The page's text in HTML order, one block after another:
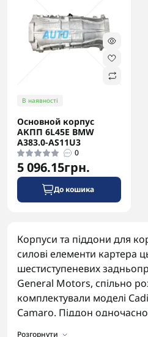
В наявності
Основной корпус
АКПП 6L45E BMW
A383.0-AS11U3
0
5 096.15грн.
До кошика
Корпуси та піддони для
силові елементи картера
шестиступеневих
General Motors, спільно
комплектували моделі
Camaro. Піддон
Розгорнути